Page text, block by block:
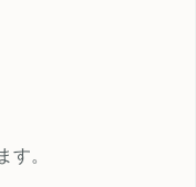
注目のカテゴリを見たとい
入力ください。 メディパー
す。